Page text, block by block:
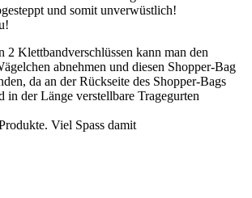
und somit unverwüstlich!
2 Klettbandverschlüssen kann man den
abnehmen und diesen Shopper-Bag
da an der Rückseite des Shopper-Bags
in der Länge verstellbare Tragegurten
Viel Spass damit